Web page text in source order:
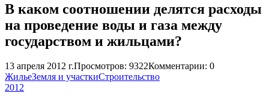
В каком соотношении делятся расходы
на проведение воды и газа между
государством и жильцами?
13 апреля 2012 г.Просмотров: 9322Комментарии: 0
ЖильеЗемля и участкиСтроительство
2012